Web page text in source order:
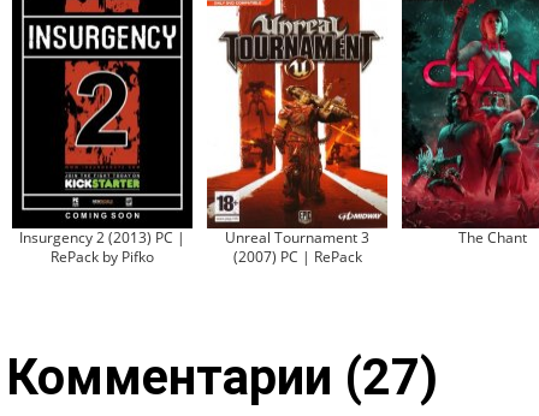
Insurgency 2 (2013) PC |
RePack by Pifko
Unreal Tournament 3
(2007) PC | RePack
The Chant
Комментарии (27)